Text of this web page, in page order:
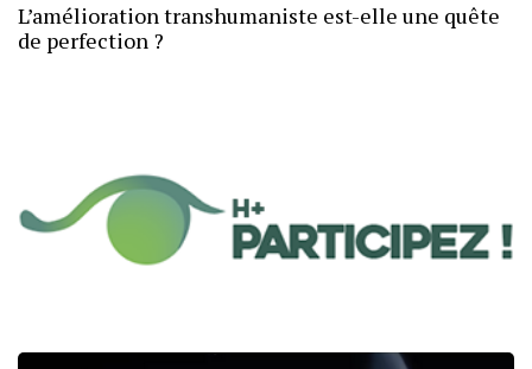
L’amélioration transhumaniste est-elle une quête
de perfection ?